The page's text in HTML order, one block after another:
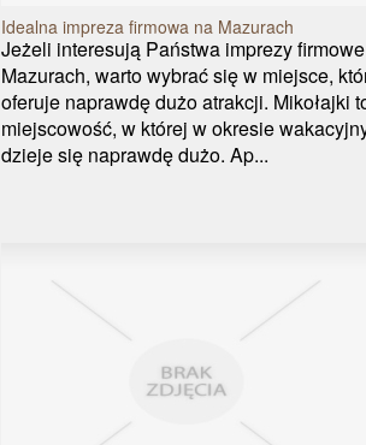
Idealna impreza firmowa na Mazurach
Jeżeli interesują Państwa imprezy
Mazurach, warto wybrać się w miejsce,
oferuje naprawdę dużo atrakcji. Mikołajki
miejscowość, w której w okresie
dzieje się naprawdę dużo. Ap...